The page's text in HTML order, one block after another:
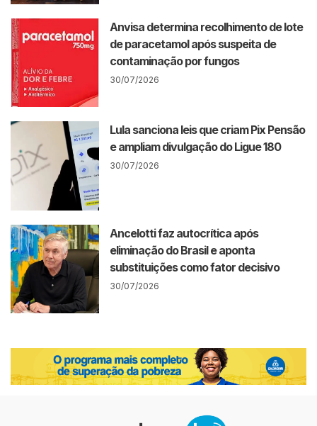
Anvisa determina recolhimento de lote
de paracetamol após suspeita de
contaminação por fungos
30/07/2026
Lula sanciona leis que criam Pix Pensão
e ampliam divulgação do Ligue 180
30/07/2026
Ancelotti faz autocrítica após
eliminação do Brasil e aponta
substituições como fator decisivo
30/07/2026